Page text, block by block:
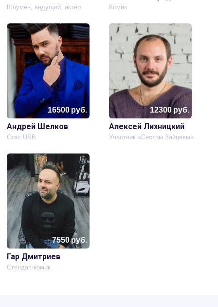
Шоумен, ведущий, актер Комик
16500руб.
Андрей Шелков
Стас USB
12300руб.
Алексей Лихницкий
Участник «Сестры Зайцевы»
7550руб.
Гар Дмитриев
Стендап-комик